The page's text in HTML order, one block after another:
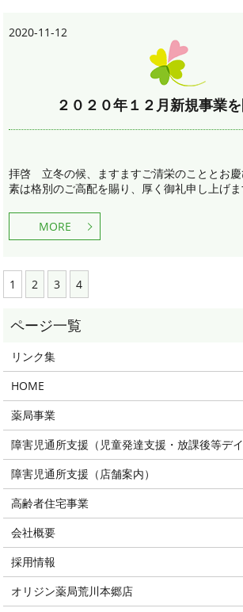
2020-11-12
２０２０年１２月新規事業
拝啓 立冬の候、ますますご清栄のこととお
素は格別のご高配を賜り、厚く御礼申し上げ
MORE
1 2 3 4
リンク集
HOME
薬局事業
障害児通所支援（児童発達支援・放課後等デイ
障害児通所支援（店舗案内）
高齢者住宅事業
会社概要
採用情報
オリジン薬局荒川本郷店